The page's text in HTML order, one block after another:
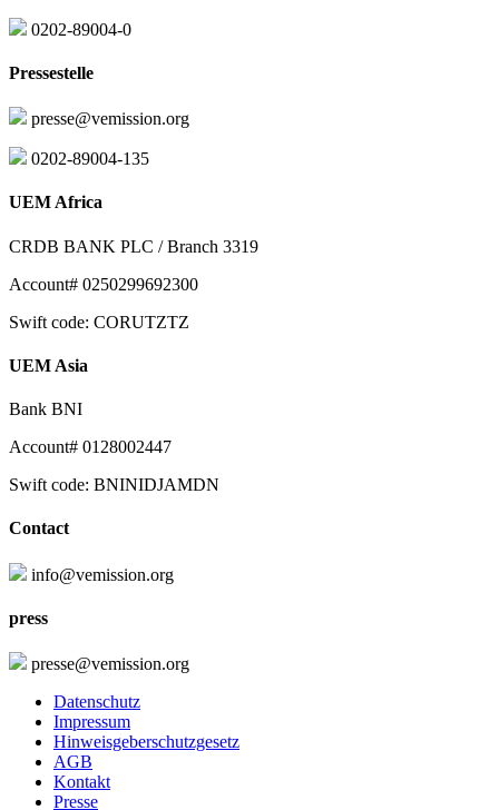
0202-89004-0
Pressestelle
presse@vemission.org
0202-89004-135
UEM Africa
CRDB BANK PLC / Branch 3319
Account# 0250299692300
Swift code: CORUTZTZ
UEM Asia
Bank BNI
Account# 0128002447
Swift code: BNINIDJAMDN
Contact
info@vemission.org
press
presse@vemission.org
Datenschutz
Impressum
Hinweisgeberschutzgesetz
AGB
Kontakt
Presse